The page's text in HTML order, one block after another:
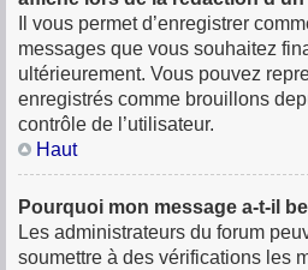
Il vous permet d’enregistrer
messages que vous souhaitez
ultérieurement. Vous pouvez
enregistrés comme brouillons
contrôle de l’utilisateur.
Haut
Pourquoi mon message a-t-il
Les administrateurs du forum
soumettre à des vérifications les